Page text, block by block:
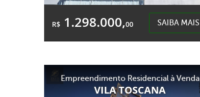
R$ 1.298.000,00 SAIBA MAIS
218,61m²
147,04m²
Empreendimento Residencial à Venda
VILA TOSCANA